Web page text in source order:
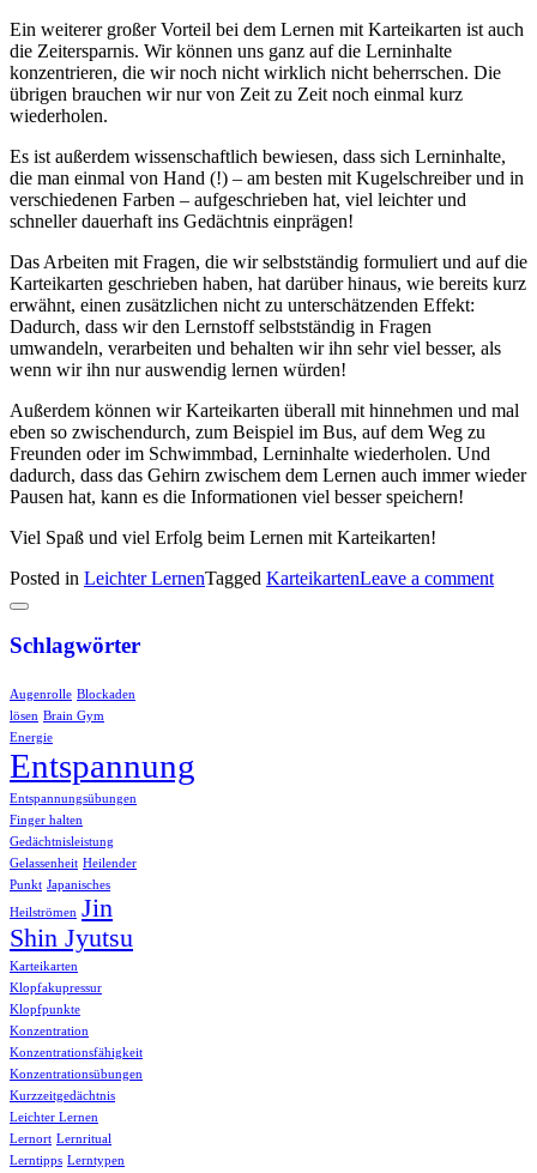
Ein weiterer großer Vorteil bei dem Lernen mit Karteikarten ist auch
die Zeitersparnis. Wir können uns ganz auf die Lerninhalte
konzentrieren, die wir noch nicht wirklich nicht beherrschen. Die
übrigen brauchen wir nur von Zeit zu Zeit noch einmal kurz
wiederholen.
Es ist außerdem wissenschaftlich bewiesen, dass sich Lerninhalte,
die man einmal von Hand (!) – am besten mit Kugelschreiber und in
verschiedenen Farben – aufgeschrieben hat, viel leichter und
schneller dauerhaft ins Gedächtnis einprägen!
Das Arbeiten mit Fragen, die wir selbstständig formuliert und auf die
Karteikarten geschrieben haben, hat darüber hinaus, wie bereits kurz
erwähnt, einen zusätzlichen nicht zu unterschätzenden Effekt:
Dadurch, dass wir den Lernstoff selbstständig in Fragen
umwandeln, verarbeiten und behalten wir ihn sehr viel besser, als
wenn wir ihn nur auswendig lernen würden!
Außerdem können wir Karteikarten überall mit hinnehmen und mal
eben so zwischendurch, zum Beispiel im Bus, auf dem Weg zu
Freunden oder im Schwimmbad, Lerninhalte wiederholen. Und
dadurch, dass das Gehirn zwischem dem Lernen auch immer wieder
Pausen hat, kann es die Informationen viel besser speichern!
Viel Spaß und viel Erfolg beim Lernen mit Karteikarten!
Posted in Leichter LernenTagged KarteikartenLeave a comment
Schlagwörter
Augenrolle Blockaden
lösen Brain Gym
Energie
Entspannung
Entspannungsübungen
Finger halten
Gedächtnisleistung
Gelassenheit Heilender
Punkt Japanisches
Heilströmen Jin
Shin Jyutsu
Karteikarten
Klopfakupressur
Klopfpunkte
Konzentration
Konzentrationsfähigkeit
Konzentrationsübungen
Kurzzeitgedächtnis
Leichter Lernen
Lernort Lernritual
Lerntipps Lerntypen